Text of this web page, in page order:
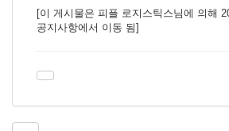
[이 게시물은 피플 로지스틱스님에 의해
공지사항에서 이동 됨]